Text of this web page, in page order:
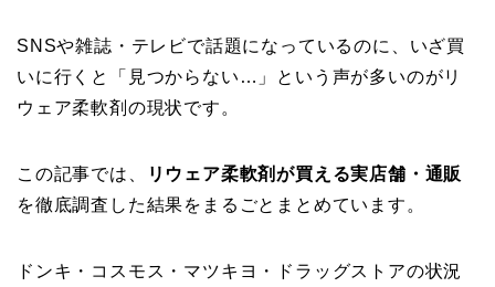
SNSや雑誌・テレビで話題になっているのに、いざ買
いに行くと「見つからない…」という声が多いのがリ
ウェア柔軟剤の現状です。
この記事では、
リウェア柔軟剤が買える実店舗・通販
を徹底調査した結果をまるごとまとめています。
ドンキ・コスモス・マツキヨ・ドラッグストアの状況